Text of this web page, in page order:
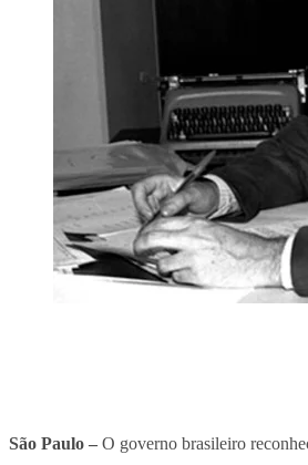
São Paulo – O governo brasileiro